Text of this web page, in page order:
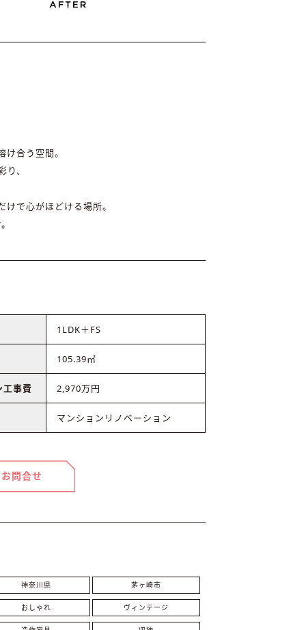
合う空間。
、
で心がほどける場所。
1LDK＋FS
105.39㎡
工事費 2,970万円
マンションリノベーション
お問合せ
神奈川県 茅ヶ崎市
おしゃれ ヴィンテージ